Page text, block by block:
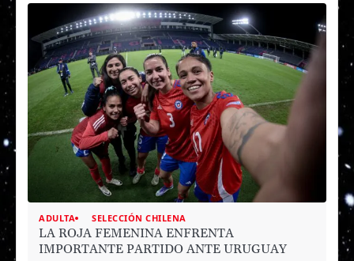
ADULTA SELECCIÓN CHILENA
LA ROJA FEMENINA ENFRENTA
IMPORTANTE PARTIDO ANTE URUGUAY